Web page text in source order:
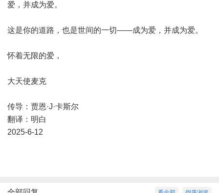
爱，并成为爱。
这是你的道路，也是世间的一切——成为爱，并成为爱。
怀着无限的爱，
大天使麦克
传导：贾恩·J·卡斯尔
翻译：明白
2025-6-12